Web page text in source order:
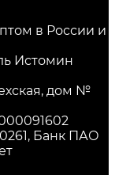
в России и
Истомин
дом №
Банк ПАО